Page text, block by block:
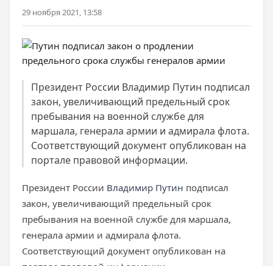
29 ноября 2021, 13:58
Президент России Владимир Путин подписал
закон, увеличивающий предельный срок
пребывания на военной службе для
маршала, генерала армии и адмирала флота.
Соответствующий документ опубликован на
портале правовой информации.
Президент России Владимир Путин подписал
закон, увеличивающий предельный срок
пребывания на военной службе для маршала,
генерала армии и адмирала флота.
Соответствующий документ опубликован на